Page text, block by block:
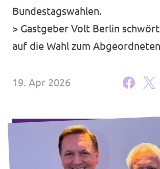
Deine Spende für Volt!
Mache bei uns mit!
Leichte Sprache
Jobs bei Volt
Bundestagswahlen.
> Gastgeber Volt Berlin
auf die Wahl zum
19. Apr 2026